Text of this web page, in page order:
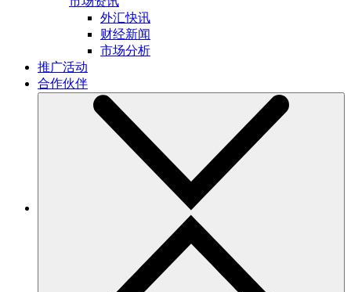
外汇快讯
财经新闻
市场分析
推广活动
合作伙伴